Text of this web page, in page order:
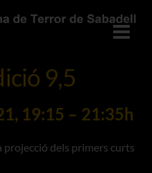
9,5
19:15 – 21:35h
projecció dels primers curts